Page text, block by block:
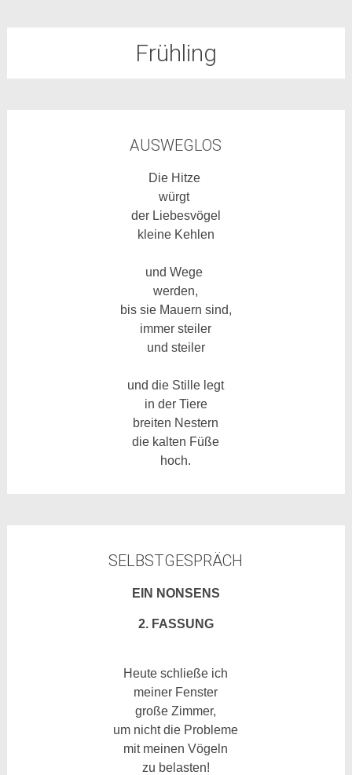
Frühling
AUSWEGLOS
Die Hitze
würgt
der Liebesvögel
kleine Kehlen
und Wege
werden,
bis sie Mauern sind,
immer steiler
und steiler
und die Stille legt
in der Tiere
breiten Nestern
die kalten Füße
hoch.
SELBSTGESPRÄCH
EIN NONSENS
2. FASSUNG
Heute schließe ich
meiner Fenster
große Zimmer,
um nicht die Probleme
mit meinen Vögeln
zu belasten!